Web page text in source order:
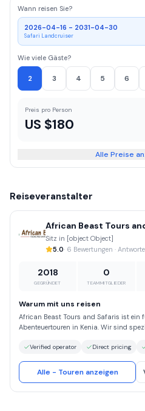
Wann reisen Sie?
2026-04-16 - 2031-04-30
Safari Landcruiser
Wie viele Gäste?
2 3 4 5 6
Preis pro Person
US $180
Alle Preise
Reiseveranstalter
African Beast Tours
Sitz in [object Object]
5.0· 6 Bewertungen ·
2018
GEGRÜNDET
0
TEAMMITGLIEDER
Warum mit uns reisen
African Beast Tours and Safaris ist ein
Abenteuertouren in Kenia. Wir sind
Verified operator Direct pricing
Alle - Touren anzeigen